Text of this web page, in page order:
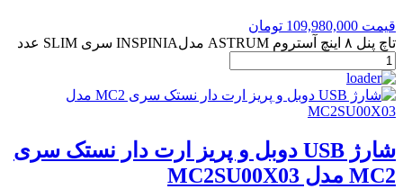
قیمت 109,980,000 تومان
تاچ پنل ۸ اینچ آستروم ASTRUM مدلINSPINIA سری SLIM عدد
شارژ USB دوبل و پریز ارت دار نستک سری
MC2 مدل MC2SU00X03